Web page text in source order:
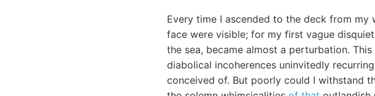
Every time I ascended to the deck from
face were visible; for my first vague
the sea, became almost a perturbation.
diabolical incoherences uninvitedly
conceived of. But poorly could I withstand